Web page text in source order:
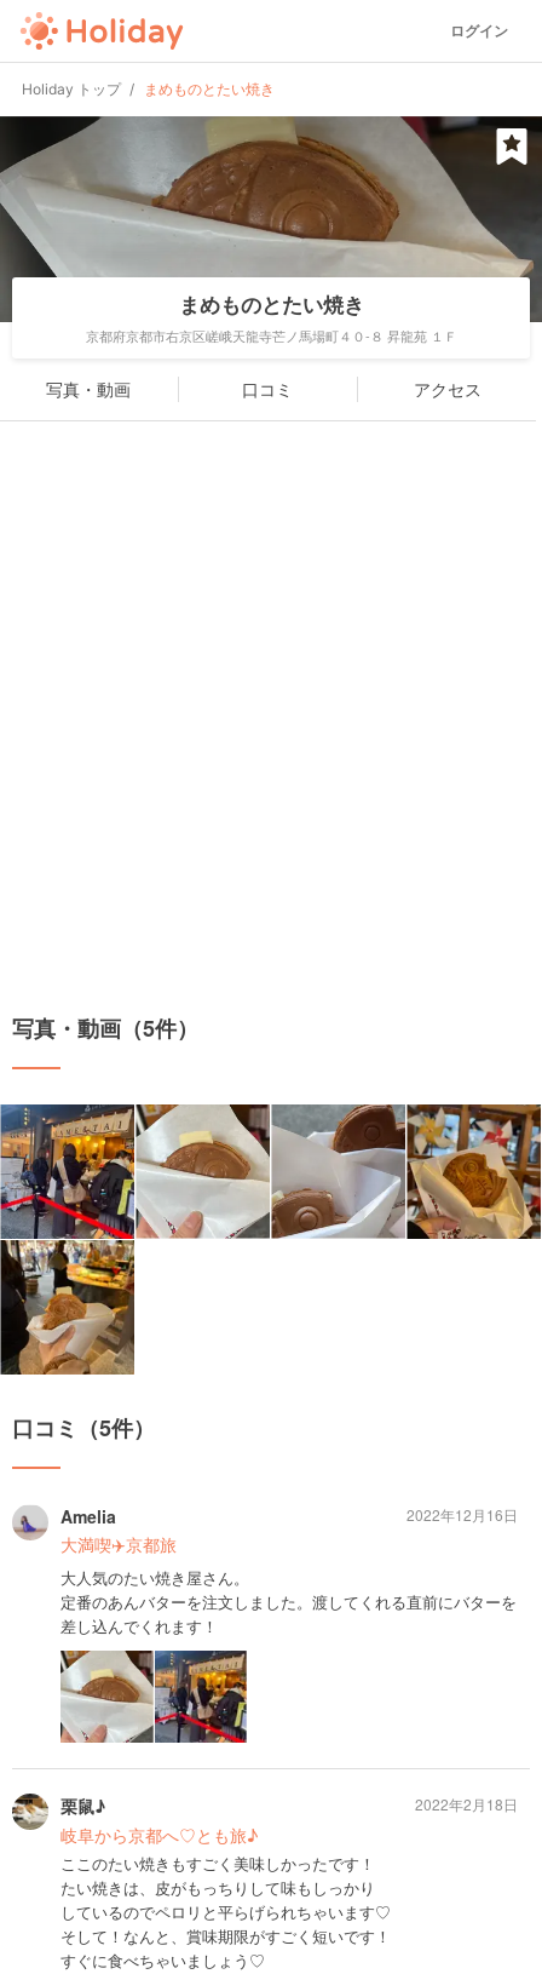
ログイン
Holiday トップ まめものとたい焼き
まめものとたい焼き
京都府京都市右京区嵯峨天龍寺芒ノ馬場町４０-８ 昇龍苑 １Ｆ
写真・動画 口コミ アクセス
写真・動画（5件）
口コミ（5件）
Amelia
大満喫✈️京都旅
大人気のたい焼き屋さん。
定番のあんバターを注文しました。渡してくれる直前にバターを
差し込んでくれます！
2022年12月16日
栗鼠♪
岐阜から京都へ♡とも旅♪
ここのたい焼きもすごく美味しかったです！
たい焼きは、皮がもっちりして味もしっかり
しているのでペロリと平らげられちゃいます♡
そして！なんと、賞味期限がすごく短いです！
すぐに食べちゃいましょう♡
2022年2月18日